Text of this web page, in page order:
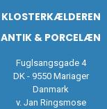
KLOSTERKÆLDEREN
ANTIK & PORCELÆN
Fuglsangsgade 4
DK - 9550 Mariager
Danmark
v. Jan Ringsmose